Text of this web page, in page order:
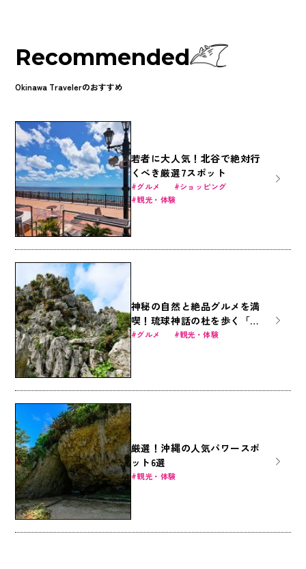
Recommended
Okinawa Travelerのおすすめ
若者に大人気！北谷で絶対行
くべき厳選7スポット
グルメ
ショッピング
観光・体験
神秘の自然と絶品グルメを満
喫！琉球神話の杜を歩く「ア
スムイハイクス」
グルメ 観光・体験
厳選！沖縄の人気パワースポ
ット6選
観光・体験